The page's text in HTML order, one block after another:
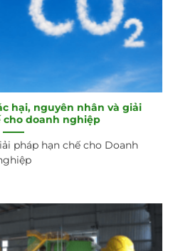
hại, nguyên nhân và giải
cho doanh nghiệp
pháp hạn chế cho Doanh